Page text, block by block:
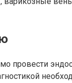
провести